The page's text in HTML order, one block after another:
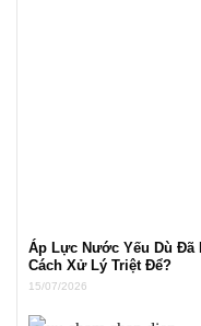
Áp Lực Nước Yếu Dù Đã
Cách Xử Lý Triệt Để?
15/07/2026